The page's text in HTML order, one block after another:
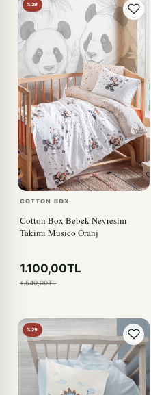
%29
COTTON BOX
Cotton Box Bebek Nevresim
Takimi Musico Oranj
1.100,00TL
1.540,00TL
%29